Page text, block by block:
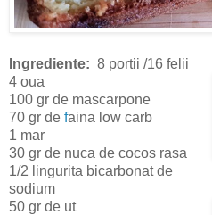
Ingrediente: 8 portii /16 felii
4 oua
100 gr de mascarpone
70 gr de faina low carb
1 mar
30 gr de nuca de cocos rasa
1/2 lingurita bicarbonat de
sodium
50 gr de ut